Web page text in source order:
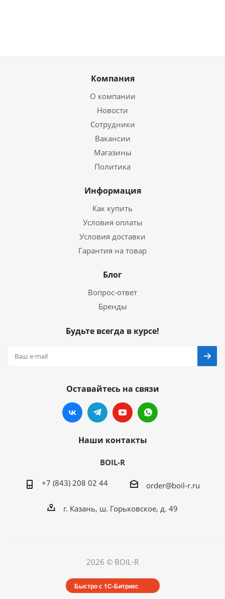
Компания
О компании
Новости
Сотрудники
Вакансии
Магазины
Политика
Информация
Как купить
Условия оплаты
Условия доставки
Гарантия на товар
Блог
Вопрос-ответ
Бренды
Будьте всегда в курсе!
Оставайтесь на связи
Наши контакты
BOIL-R
+7 (843) 208 02 44 order@boil-r.ru
г. Казань, ш. Горьковское, д. 49
2026 © BOIL-R
Быстро с 1С-Битрикс